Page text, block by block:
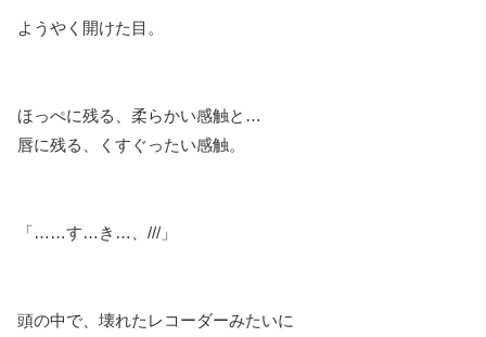
ようやく開けた目。
ほっぺに残る、柔らかい感触と…
唇に残る、くすぐったい感触。
「……す…き…、///」
頭の中で、壊れたレコーダーみたいに